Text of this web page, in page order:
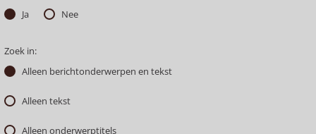
Ja
Nee
Zoek in:
Alleen berichtonderwerpen en tekst
Alleen tekst
Alleen onderwerptitels